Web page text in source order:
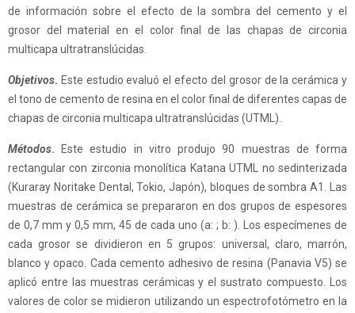
de información sobre el efecto de la sombra del cemento y el
grosor del material en el color final de las chapas de circonia
multicapa ultratranslúcidas.
Objetivos. Este estudio evaluó el efecto del grosor de la cerámica y
el tono de cemento de resina en el color final de diferentes capas de
chapas de circonia multicapa ultratranslúcidas (UTML).
Métodos. Este estudio in vitro produjo 90 muestras de forma
rectangular con zirconia monolítica Katana UTML no sedinterizada
(Kuraray Noritake Dental, Tokio, Japón), bloques de sombra A1. Las
muestras de cerámica se prepararon en dos grupos de espesores
de 0,7 mm y 0,5 mm, 45 de cada uno (a: ; b: ). Los especímenes de
cada grosor se dividieron en 5 grupos: universal, claro, marrón,
blanco y opaco. Cada cemento adhesivo de resina (Panavia V5) se
aplicó entre las muestras cerámicas y el sustrato compuesto. Los
valores de color se midieron utilizando un espectrofotómetro en la